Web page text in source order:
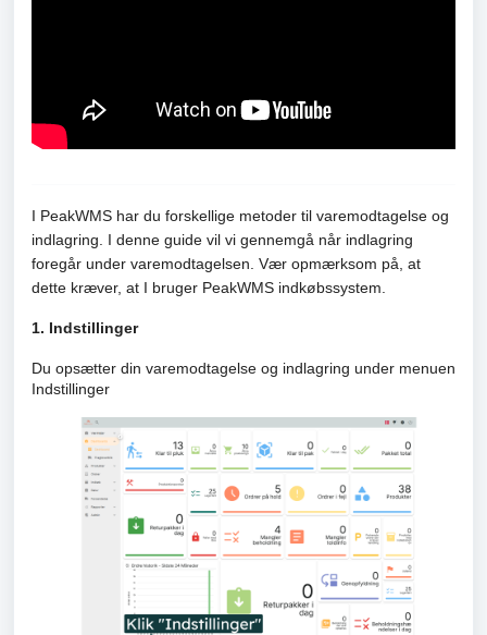
I PeakWMS har du forskellige metoder til varemodtagelse og
indlagring. I denne guide vil vi gennemgå når indlagring
foregår under varemodtagelsen. Vær opmærksom på, at
dette kræver, at I bruger PeakWMS indkøbssystem.
1. Indstillinger
Du opsætter din varemodtagelse og indlagring under menuen
Indstillinger